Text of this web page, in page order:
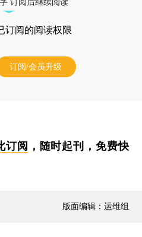
订阅后继续阅读
订阅的阅读权限
订阅/会员升级
订阅 ，随时起刊，免费快
版面编辑：运维组